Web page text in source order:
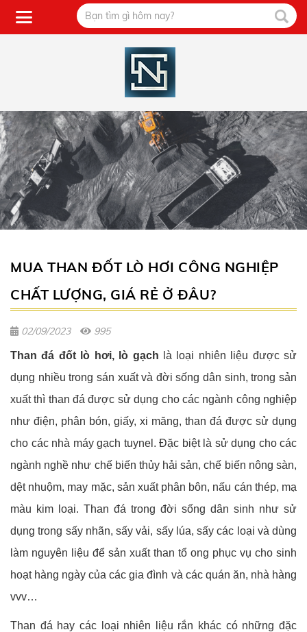
MUA THAN ĐỐT LÒ HƠI CÔNG NGHIỆP
CHẤT LƯỢNG, GIÁ RẺ Ở ĐÂU?
02/09/2023 995
Than đá đốt lò hơi, lò gạch là loại nhiên liệu được sử
dụng nhiều trong sán xuất và đời sống dân sinh, trong sản
xuất thì than đá được sử dụng cho các ngành công nghiệp
như điện, phân bón, giấy, xi măng, than đá được sử dụng
cho các nhà máy gạch tuynel. Đặc biệt là sử dụng cho các
ngành nghề như chế biến thủy hải sản, chế biến nông sàn,
dệt nhuộm, may mặc, sản xuất phân bôn, nấu cán thép, mạ
màu kim loại. Than đá trong đời sống dân sinh như sử
dụng trong sấy nhãn, sấy vải, sấy lúa, sấy các loại và dùng
làm nguyên liệu để sản xuất than tổ ong phục vụ cho sinh
hoạt hàng ngày của các gia đình và các quán ăn, nhà hàng
vvv…
Than đá hay các loại nhiên liệu rắn khác có những đặc